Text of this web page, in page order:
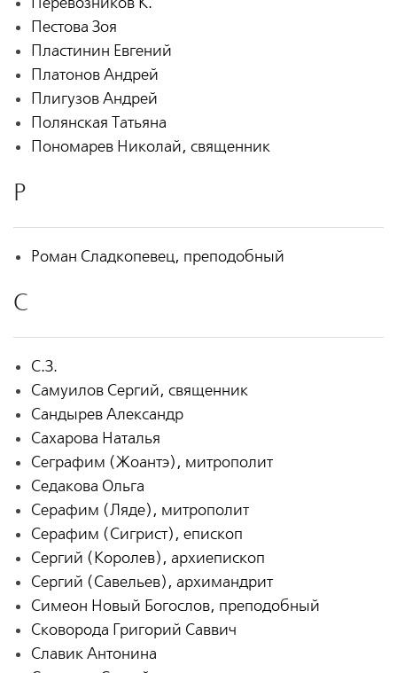
Пестова Зоя
Пластинин Евгений
Платонов Андрей
Плигузов Андрей
Полянская Татьяна
Пономарев Николай, священник
Р
Роман Сладкопевец, преподобный
С
С.З.
Самуилов Сергий, священник
Сандырев Александр
Сахарова Наталья
Сеграфим (Жоантэ), митрополит
Седакова Ольга
Серафим (Ляде), митрополит
Серафим (Сигрист), епископ
Сергий (Королев), архиепископ
Сергий (Савельев), архимандрит
Симеон Новый Богослов, преподобный
Сковорода Григорий Саввич
Славик Антонина